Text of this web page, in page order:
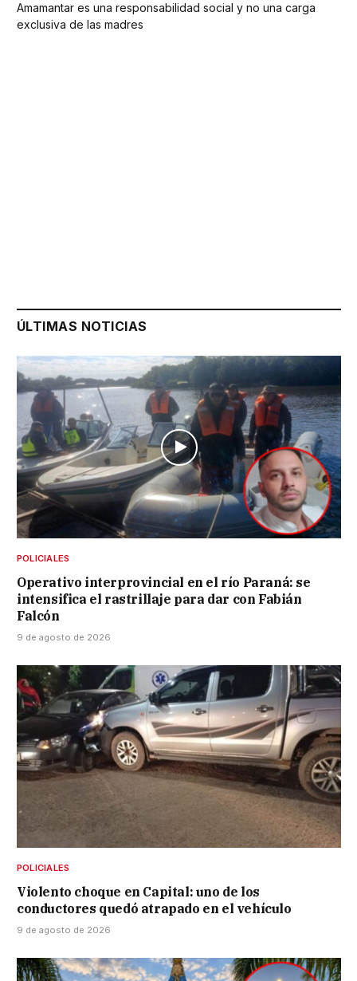
Amamantar es una responsabilidad social y no una carga
exclusiva de las madres
ÚLTIMAS NOTICIAS
POLICIALES
Operativo interprovincial en el río Paraná: se
intensifica el rastrillaje para dar con Fabián
Falcón
9 de agosto de 2026
POLICIALES
Violento choque en Capital: uno de los
conductores quedó atrapado en el vehículo
9 de agosto de 2026